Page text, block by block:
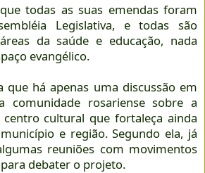
todas as suas emendas foram
Legislativa, e todas são
da saúde e educação, nada
evangélico.
que há apenas uma discussão em
comunidade rosariense sobre a
cultural que fortaleça ainda
e região. Segundo ela, já
reuniões com movimentos
debater o projeto.